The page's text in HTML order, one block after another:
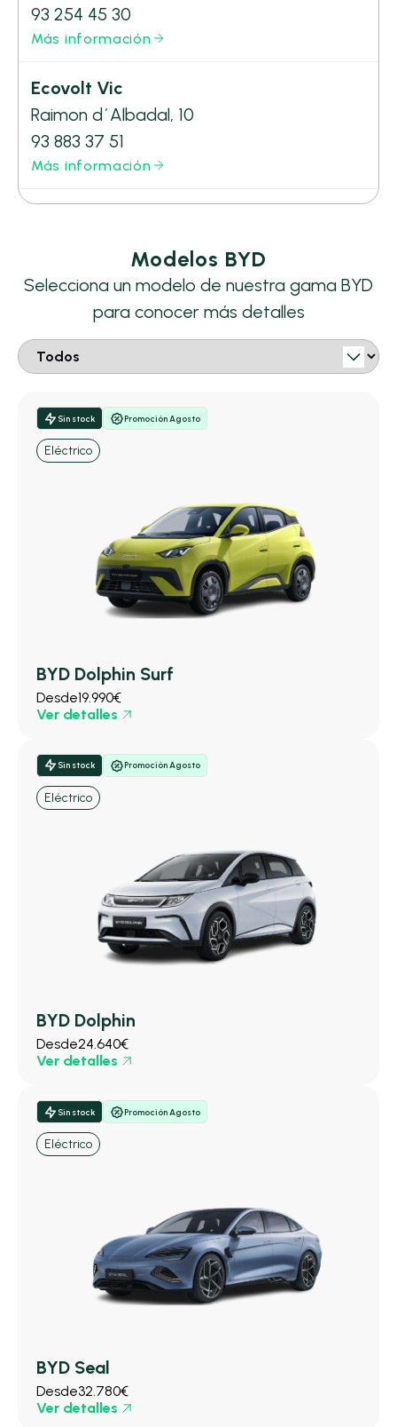
93 254 45 30
Más información
Ecovolt Vic
Raimon d´Albadal, 10
93 883 37 51
Más información
Modelos BYD
Selecciona un modelo de nuestra gama BYD
para conocer más detalles
Sin stock Promoción Agosto
Eléctrico
BYD Dolphin Surf
Desde19.990€
Ver detalles
Sin stock Promoción Agosto
Eléctrico
BYD Dolphin
Desde24.640€
Ver detalles
Sin stock Promoción Agosto
Eléctrico
BYD Seal
Desde32.780€
Ver detalles